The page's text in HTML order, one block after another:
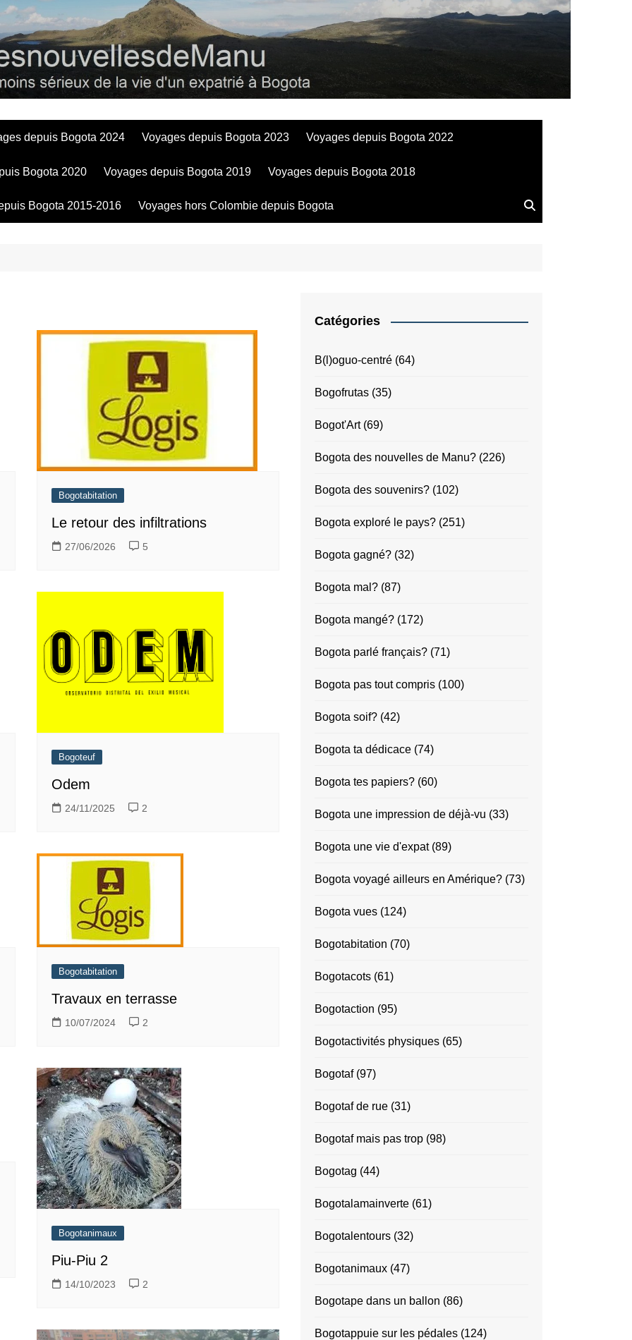
BogotadesnouvellesdeManu
depuis Bogota 2024 Voyages depuis Bogota 2023 Voyages depuis Bogota 2022
Bogota 2020 Voyages depuis Bogota 2019 Voyages depuis Bogota 2018
Bogota 2015-2016 Voyages hors Colombie depuis Bogota
Bogotabitation
Le retour des infiltrations
27/06/2026 5
Bogoteuf
Odem
24/11/2025 2
Bogotabitation
Travaux en terrasse
10/07/2024 2
Bogotanimaux
Piu-Piu 2
14/10/2023 2
Catégories
B(l)oguo-centré(64)
Bogofrutas(35)
Bogot'Art(69)
Bogota des nouvelles de Manu?(226)
Bogota des souvenirs?(102)
Bogota exploré le pays?(251)
Bogota gagné?(32)
Bogota mal?(87)
Bogota mangé?(172)
Bogota parlé français?(71)
Bogota pas tout compris(100)
Bogota soif?(42)
Bogota ta dédicace(74)
Bogota tes papiers?(60)
Bogota une impression de déjà-vu (33)
Bogota une vie d'expat(89)
Bogota voyagé ailleurs en Amérique?(73)
Bogota vues(124)
Bogotabitation (70)
Bogotacots(61)
Bogotaction (95)
Bogotactivités physiques(65)
Bogotaf(97)
Bogotaf de rue(31)
Bogotaf mais pas trop(98)
Bogotag (44)
Bogotalamainverte(61)
Bogotalentours(32)
Bogotanimaux(47)
Bogotape dans un ballon (86)
Bogotappuie sur les pédales(124)